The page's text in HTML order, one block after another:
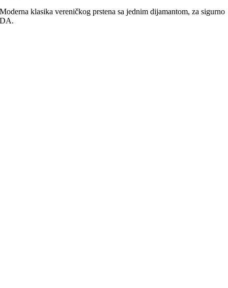
Moderna klasika vereničkog prstena sa jednim dijamantom, za sigurno
DA.